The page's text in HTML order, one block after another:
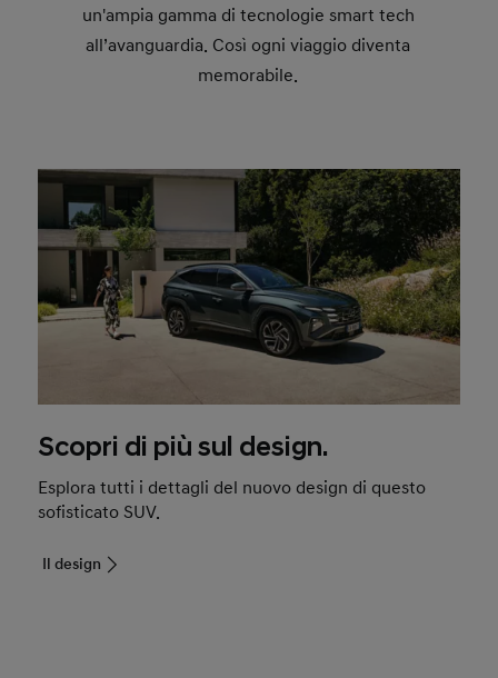
un'ampia gamma di tecnologie smart tech
all’avanguardia. Così ogni viaggio diventa
memorabile.
Scopri di più sul design.
Esplora tutti i dettagli del nuovo design di questo
sofisticato SUV.
Il design